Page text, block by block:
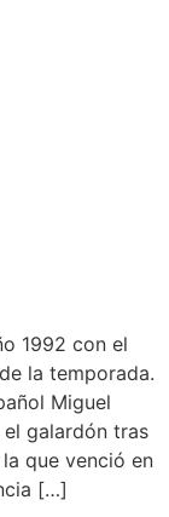
1992 con el
la temporada.
Miguel
galardón tras
que venció en
[…]